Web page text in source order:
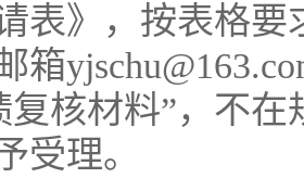
表》，按表格要
箱
复核材料”，不
受理。